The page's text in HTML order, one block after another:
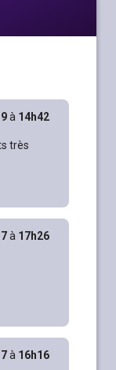
à 14h42
très
à 17h26
à 16h16